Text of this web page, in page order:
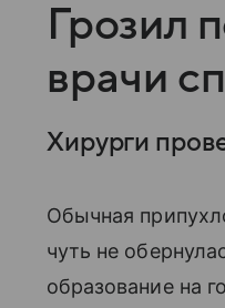
Грозил
врачи
Хирурги
Обычная
чуть не
образование на